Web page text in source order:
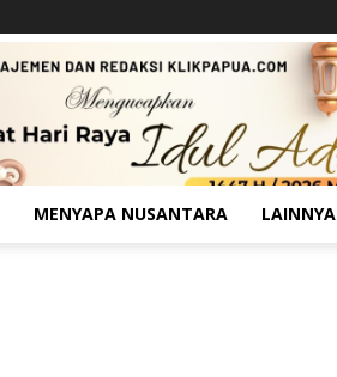
MENYAPA NUSANTARA LAINNYA